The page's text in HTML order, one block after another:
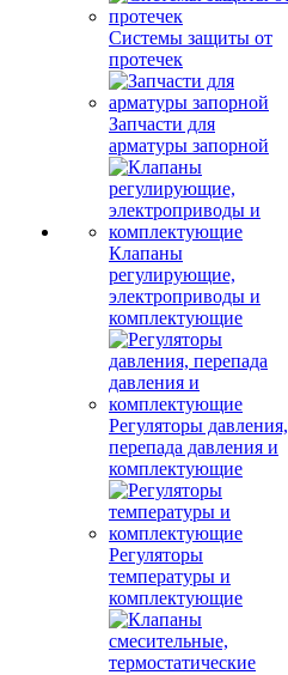
Системы защиты от
протечек
Запчасти для
арматуры запорной
Клапаны
регулирующие,
электроприводы и
комплектующие
Регуляторы давления,
перепада давления и
комплектующие
Регуляторы
температуры и
комплектующие